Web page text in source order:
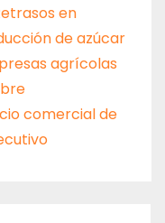
en
de azúcar
agrícolas
comercial de